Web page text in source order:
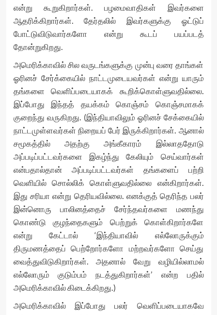
என்று கூறுகிறார்கள். பழமைவாதிகள் இவர்களை
ஆதரிக்கிறார்கள். தேர்தலில் இவர்களுக்கு ஓட்டுப்
போட்டுவிடுவார்களோ என்று கூடப் பயப்படத்
தோன்றுகிறது.
அமெரிக்காவில் சில வருடங்களுக்கு முன்பு வரை தாங்கள்
ஓரினச் சேர்க்கையில் நாட்டமுடையவர்கள் என்று யாரும்
தங்களை வெளிப்படையாகக் கூறிக்கொள்ளுவதில்லை.
இப்போது இந்தத் தயக்கம் கொஞ்சம் கொஞ்சமாகக்
குறைந்து வருகிறது. (இந்தியாவிலும் ஓரினச் சேக்கையில்
நாட்டமுள்ளவர்கள் நிறையப் பேர் இருக்கிறார்கள். ஆனால்
சமூகத்தில் அதற்கு அங்கீகாரம் இல்லாததோடு
அப்படிப்பட்டவர்களை இகழ்ந்து கேலியும் செய்வார்கள்
என்பதால்தான் அப்படிப்பட்டவர்கள் தங்களைப் பற்றி
வெளியில் சொல்லிக் கொள்ளுவதில்லை என்கிறார்கள்.
இது சரியா என்று தெரியவில்லை. எனக்குத் தெரிந்த பலர்
இன்னொரு பாலினத்தைச் சேர்ந்தவர்களை மணந்து
கொண்டு குழந்தைகளும் பெற்றுக் கொள்கிறார்களே
என்று கேட்டால் ‘இந்தியாவில் எல்லோருக்கும்
திருமணத்தைப் பெற்றோர்களோ மற்றவர்களோ செய்து
வைத்துவிடுகிறார்கள். அதனால் வேறு வழியில்லாமல்
எல்லோரும் குடும்பம் நடத்துகிறார்கள்’ என்ற பதில்
அமெரிக்காவில் கிடைக்கிறது.)
அமெரிக்காவில் இப்போது பலர் வெளிப்படையாகவே